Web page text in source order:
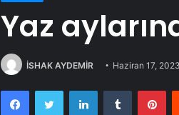
Yaz
İSHAK AYDEMİR Haziran 17, 2023
FacebookTwitter LinkedInTumblr